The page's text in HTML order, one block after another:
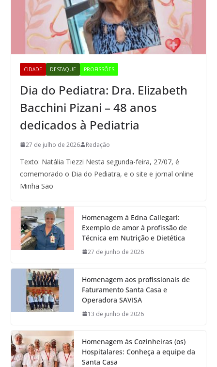
CIDADE DESTAQUE PROFISSÕES
Dia do Pediatra: Dra. Elizabeth
Bacchini Pizani – 48 anos
dedicados à Pediatria
27 de julho de 2026 Redação
Texto: Natália Tiezzi Nesta segunda-feira, 27/07, é
comemorado o Dia do Pediatra, e o site e jornal online
Minha São
Homenagem à Edna Callegari:
Exemplo de amor à profissão de
Técnica em Nutrição e Dietética
27 de junho de 2026
Homenagem aos profissionais de
Faturamento Santa Casa e
Operadora SAVISA
13 de junho de 2026
Homenagem às Cozinheiras (os)
Hospitalares: Conheça a equipe da
Santa Casa